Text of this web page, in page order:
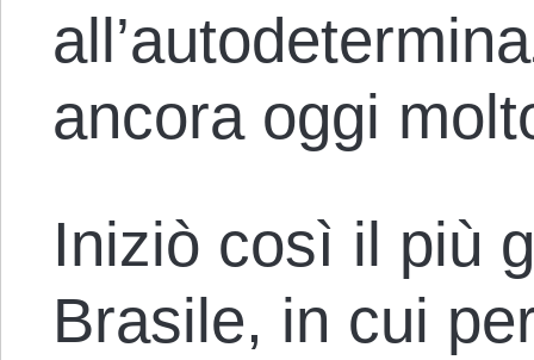
ancora oggi
Iniziò così il più
Brasile, in cui